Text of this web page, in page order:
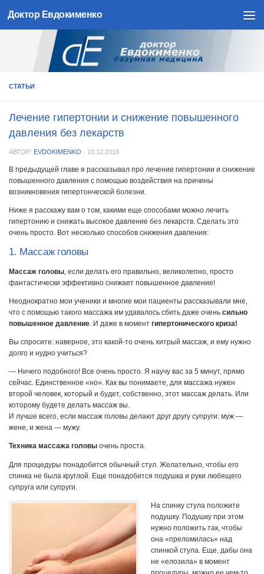
Skip to content
Доктор Евдокименко
СТАТЬИ
Лечение гипертонии и снижение повышенного
давления без лекарств
АВТОР: EVDOKIMENKO · 10.12.2019
В предыдущей главе я рассказывал про лечение гипертонии и снижение
повышенного давления с помощью воздействия на причины
возникновения гипертонческой болезни.
Ниже я расскажу вам о том, какими еще способами можно лечить
гипертонию и снижать высокое давление без лекарств. Сделать это
очень просто. Вот несколько способов снижения давления:
1. Массаж головы
Массаж головы , если делать его правильно, великолепно, просто
фантастически эффективно снижает повышенное давление!
Неоднократно мои ученики и многие мои пациенты рассказывали мне,
что с помощью такого массажа им удавалось сбить даже очень сильно
повышенное давление. И даже в момент гипертонического криза!
Вы спросите: наверное, это какой-то очень хитрый массаж, и ему нужно
долго и нудно учиться?
— Ничего подобного! Все очень просто. Я научу вас за 5 минут, прямо
сейчас. Единственное «но». Как вы понимаете, для массажа нужен
второй человек, который и будет, собственно, этот массаж делать. Или
которому будете делать массаж вы.
И лучше всего, если массаж головы делают друг другу супруги: муж —
жене, и жена — мужу.
Техника массажа головы очень проста.
Для процедуры понадобится обычный стул. Желательно, чтобы его
спинка не была круглой. Еще понадобится подушка и руки любящего
супруга или супруги.
На спинку стула положите
подушку. Подушку при этом
нужно положить так, чтобы
она «преломилась» над
спинкой стула. Еще, дабы она
не «елозила» в момент